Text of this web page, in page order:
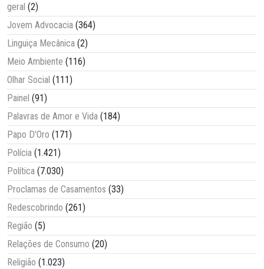
geral (2)
Jovem Advocacia (364)
Linguiça Mecânica (2)
Meio Ambiente (116)
Olhar Social (111)
Painel (91)
Palavras de Amor e Vida (184)
Papo D'Oro (171)
Polícia (1.421)
Política (7.030)
Proclamas de Casamentos (33)
Redescobrindo (261)
Região (5)
Relações de Consumo (20)
Religião (1.023)